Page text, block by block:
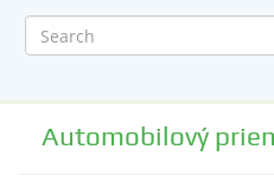
Automobilový